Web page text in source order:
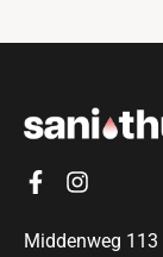
Middenweg 113